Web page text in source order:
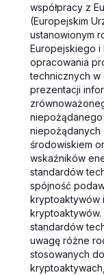
współpracy z
(Europejskim
ustanowionym
Europejskiego i
opracowania
technicznych w
prezentacji
niepożądanego
niepożądanych
środowiskiem
wskaźników
standardów
spójność
kryptoaktywów
standardów
uwagę różne
stosowanych